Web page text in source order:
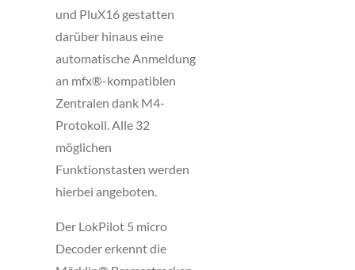
und PluX16 gestatten
darüber hinaus eine
automatische Anmeldung
an mfx®-kompatiblen
Zentralen dank M4-
Protokoll. Alle 32
möglichen
Funktionstasten werden
hierbei angeboten.
Der LokPilot 5 micro
Decoder erkennt die